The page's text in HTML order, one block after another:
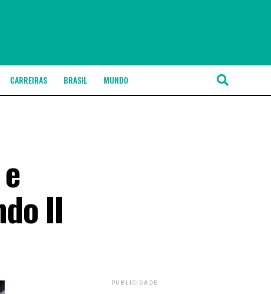
CARREIRAS BRASIL MUNDO
II
PUBLICIDADE